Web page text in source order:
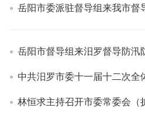
林恒求主持召开市委常委会（